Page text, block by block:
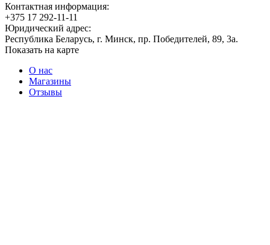
Контактная информация:
+375 17 292-11-11
Юридический адрес:
Республика Беларусь, г. Минск, пр. Победителей, 89, 3а.
Показать на карте
О нас
Магазины
Отзывы